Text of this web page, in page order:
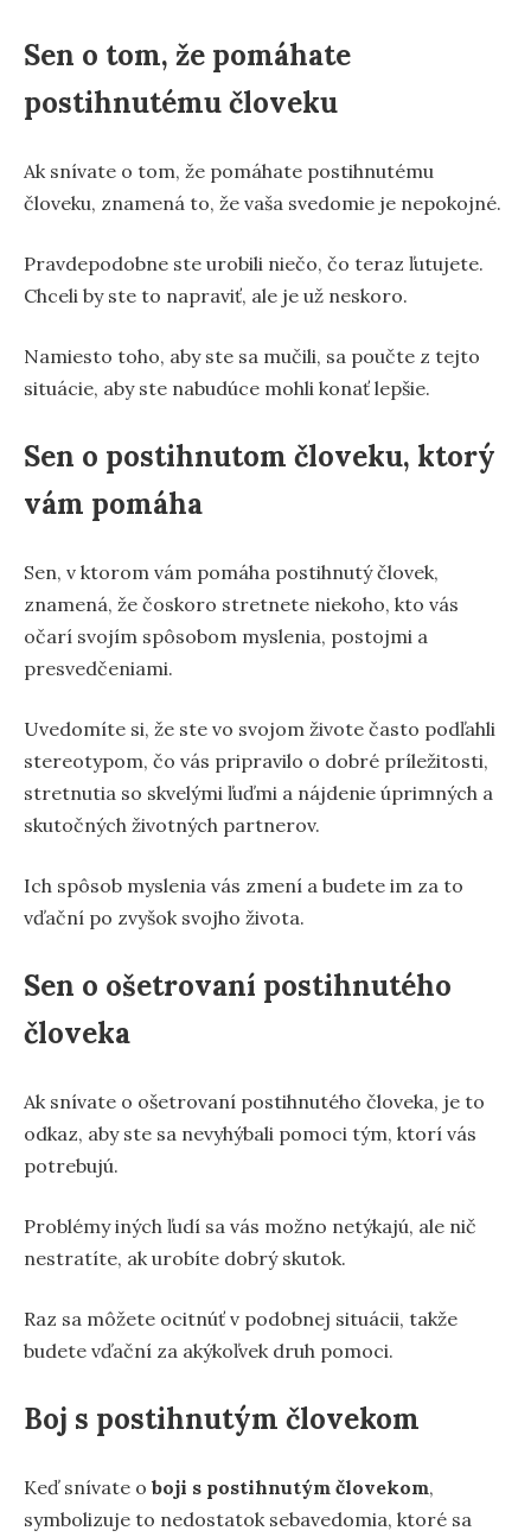
Sen o tom, že pomáhate
postihnutému človeku
Ak snívate o tom, že pomáhate postihnutému
človeku, znamená to, že vaša svedomie je nepokojné.
Pravdepodobne ste urobili niečo, čo teraz ľutujete.
Chceli by ste to napraviť, ale je už neskoro.
Namiesto toho, aby ste sa mučili, sa poučte z tejto
situácie, aby ste nabudúce mohli konať lepšie.
Sen o postihnutom človeku, ktorý
vám pomáha
Sen, v ktorom vám pomáha postihnutý človek,
znamená, že čoskoro stretnete niekoho, kto vás
očarí svojím spôsobom myslenia, postojmi a
presvedčeniami.
Uvedomíte si, že ste vo svojom živote často podľahli
stereotypom, čo vás pripravilo o dobré príležitosti,
stretnutia so skvelými ľuďmi a nájdenie úprimných a
skutočných životných partnerov.
Ich spôsob myslenia vás zmení a budete im za to
vďační po zvyšok svojho života.
Sen o ošetrovaní postihnutého
človeka
Ak snívate o ošetrovaní postihnutého človeka, je to
odkaz, aby ste sa nevyhýbali pomoci tým, ktorí vás
potrebujú.
Problémy iných ľudí sa vás možno netýkajú, ale nič
nestratíte, ak urobíte dobrý skutok.
Raz sa môžete ocitnúť v podobnej situácii, takže
budete vďační za akýkoľvek druh pomoci.
Boj s postihnutým človekom
Keď snívate o boji s postihnutým človekom,
symbolizuje to nedostatok sebavedomia, ktoré sa